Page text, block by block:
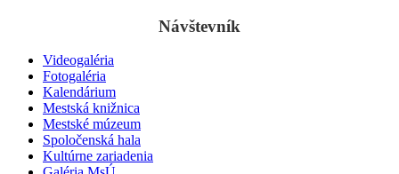
Návštevník
Videogaléria
Fotogaléria
Kalendárium
Mestská knižnica
Mestské múzeum
Spoločenská hala
Kultúrne zariadenia